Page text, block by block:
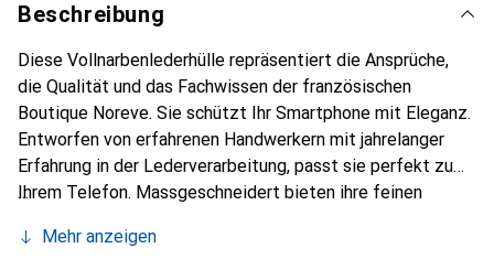
Beschreibung
Diese Vollnarbenlederhülle repräsentiert die Ansprüche,
die Qualität und das Fachwissen der französischen
Boutique Noreve. Sie schützt Ihr Smartphone mit Eleganz.
Entworfen von erfahrenen Handwerkern mit jahrelanger
Erfahrung in der Lederverarbeitung, passt sie perfekt zu
Ihrem Telefon. Massgeschneidert bieten ihre feinen
unverzichtbaren Accessoire für Ihr Smartphone. Die Marke
Mehr anzeigen